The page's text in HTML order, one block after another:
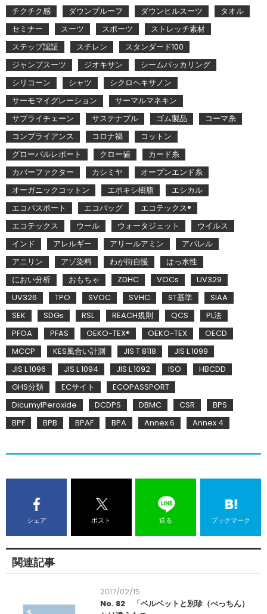
チクチク感 ダウンプルーフ ダウンヒルスーツ
タオル
セミナー
スーツ スポーツ
ストレッチ素材
ステップ認証
スチレン
スタンダード100
ジャンプスーツ
ジオキサン
シームパッカリング
シリコーン
シャツ
シクロヘキサノン
サーモマイグレーション
サーマルマネキン
サプライチェーン
サステナブル ゴム製品
コーマ糸
コンプライアンス
コロナ禍
コットン
グローバルレポート
クロー値
カード糸
カバーファクター
カシミヤ
オープンエンド糸
オーガニックコットン
エポキシ樹脂
エシカル
エコパスポート
エコバッグ
エコテックス®
エコテックス
ウール ウォータジェット
ウイルス
インド
アレルギー アリールアミン
アパレル
アニリン
アゾ染料 わが街自慢
はっ水性
におい分析
おもちゃ ZDHC VOCs
UV329
UV326
TPO SVOC SVHC ST基準
SIAA
SEK
SDGs RSL REACH規則 QCS
PL法
PFOA
PFAS OEKO-TEX® OEKO-TEX
OECD
MCCP
KES風合い計測 JIS T 8118
JIS L 1099
JIS L 1096
JIS L 1094 JIS L 1092 ISO
HBCDD
GHS分類
ECサイト
ECOPASSPORT
DicumylPeroxide
DCDPS DBMC CSR
BPS
BPF
BPB BPAF BPA Annex 6 Annex 4
シェア ポスト 送る ブックマーク
関連記事
2017/02/15
No. 82 「ベルベットと別珍（べっちん）